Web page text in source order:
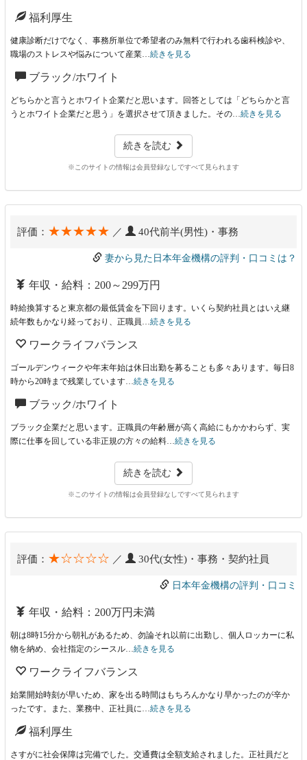
福利厚生
健康診断だけでなく、事務所単位で希望者のみ無料で行われる歯科検診や、
職場のストレスや悩みについて産業… 続きを見る
ブラック/ホワイト
どちらかと言うとホワイト企業だと思います。回答としては「どちらかと言
うとホワイト企業だと思う」を選択させて頂きました。その… 続きを見る
続きを読む
※このサイトの情報は会員登録なしですべて見られます
評価： ★★★★★ ／ 40代前半(男性)・事務
妻から見た日本年金機構の評判・口コミは？
年収・給料：200～299万円
時給換算すると東京都の最低賃金を下回ります。いくら契約社員とはいえ継
続年数もかなり経っており、正職員… 続きを見る
ワークライフバランス
ゴールデンウィークや年末年始は休日出勤を募ることも多々あります。毎日8
時から20時まで残業しています… 続きを見る
ブラック/ホワイト
ブラック企業だと思います。正職員の年齢層が高く高給にもかかわらず、実
際に仕事を回している非正規の方々の給料… 続きを見る
続きを読む
※このサイトの情報は会員登録なしですべて見られます
評価： ★☆☆☆☆ ／ 30代(女性)・事務・契約社員
日本年金機構の評判・口コミ
年収・給料：200万円未満
朝は8時15分から朝礼があるため、勿論それ以前に出勤し、個人ロッカーに私
物を納め、会社指定のシースル… 続きを見る
ワークライフバランス
始業開始時刻が早いため、家を出る時間はもちろんかなり早かったのが辛か
ったです。また、業務中、正社員に… 続きを見る
福利厚生
さすがに社会保障は完備でした。交通費は全額支給されました。正社員だと